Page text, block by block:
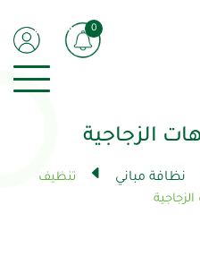
0
الزجاجية
نظافة مباني
تنظيف